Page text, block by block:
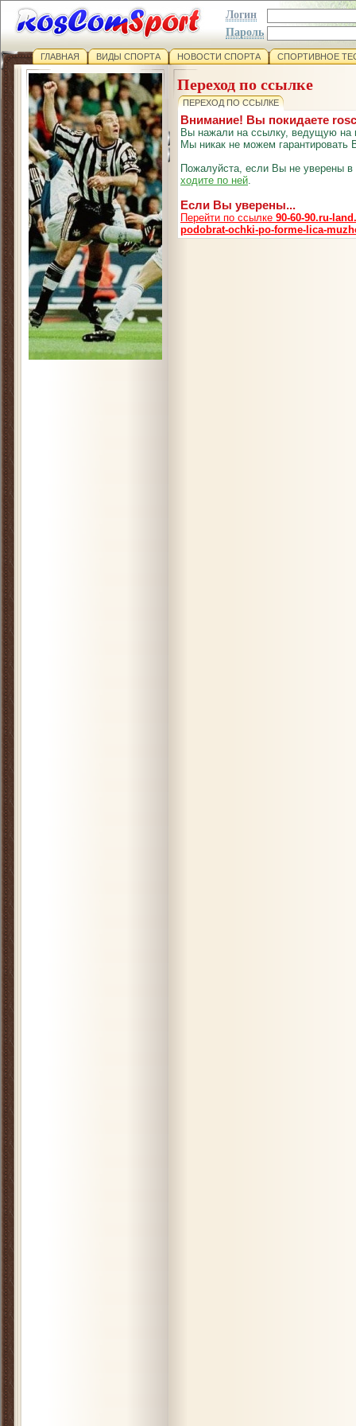
Логин
Пароль
ГЛАВНАЯ ВИДЫ СПОРТА НОВОСТИ СПОРТА СПОРТИВНОЕ
Переход по ссылке
ПЕРЕХОД ПО ССЫЛКЕ
Внимание! Вы покидаете
Вы нажали на ссылку, ведущую на
Мы никак не можем гарантировать
Пожалуйста, если Вы не уверены
ходите по ней.
Если Вы уверены...
Перейти по ссылке 90-60-90.ru-
podobrat-ochki-po-forme-lica-